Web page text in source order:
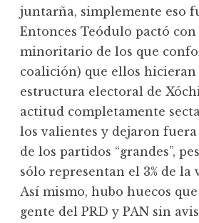
juntarña, simplemente eso
Entonces Teódulo pactó
minoritario de los que
coalición) que ellos
estructura electoral de
actitud completamente
los valientes y dejaron
de los partidos “grandes”,
sólo representan el 3% de la
Así mismo, hubo huecos
gente del PRD y PAN sin